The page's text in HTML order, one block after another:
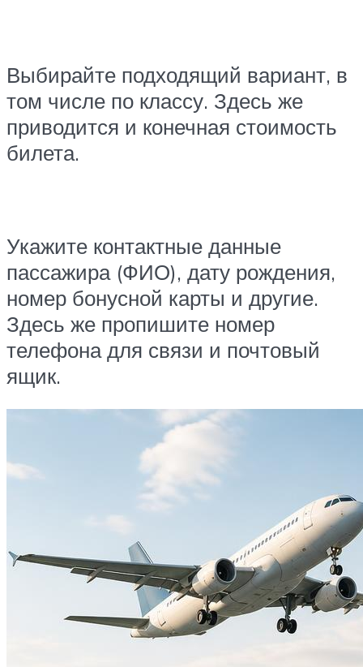
Выбирайте подходящий вариант, в
том числе по классу. Здесь же
приводится и конечная стоимость
билета.
Укажите контактные данные
пассажира (ФИО), дату рождения,
номер бонусной карты и другие.
Здесь же пропишите номер
телефона для связи и почтовый
ящик.